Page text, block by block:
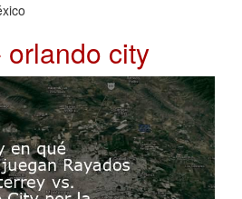
orlando city